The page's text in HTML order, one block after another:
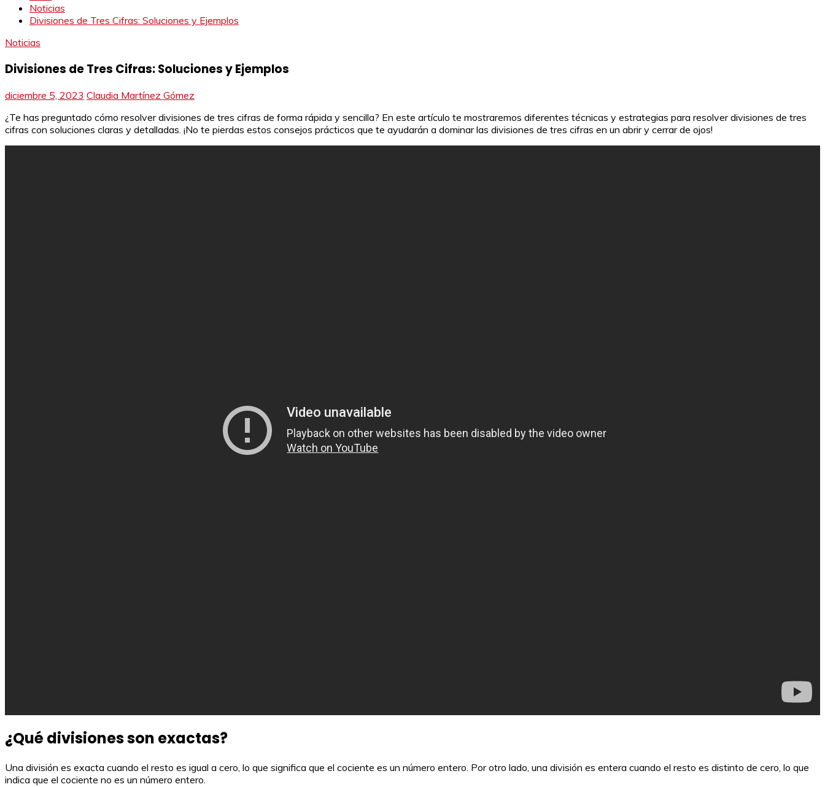
Noticias
Divisiones de Tres Cifras: Soluciones y Ejemplos
Noticias
Divisiones de Tres Cifras: Soluciones y Ejemplos
diciembre 5, 2023 Claudia Martínez Gómez
¿Te has preguntado cómo resolver divisiones de tres cifras de forma rápida y sencilla? En este artículo te mostraremos diferentes técnicas y estrategias para resolver divisiones de tres
cifras con soluciones claras y detalladas. ¡No te pierdas estos consejos prácticos que te ayudarán a dominar las divisiones de tres cifras en un abrir y cerrar de ojos!
¿Qué divisiones son exactas?
Una división es exacta cuando el resto es igual a cero, lo que significa que el cociente es un número entero. Por otro lado, una división es entera cuando el resto es distinto de cero, lo que
indica que el cociente no es un número entero.